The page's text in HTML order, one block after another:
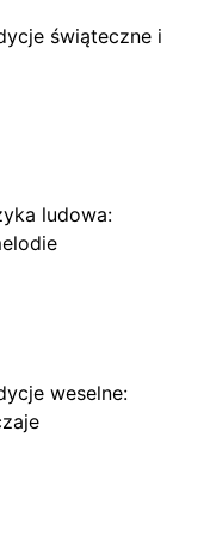
świąteczne i
ludowa:
weselne: